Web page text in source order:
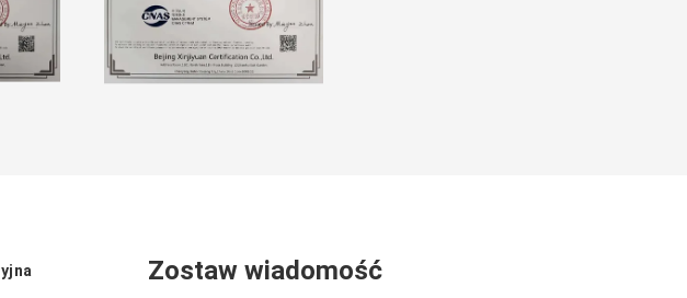
Zostaw wiadomość